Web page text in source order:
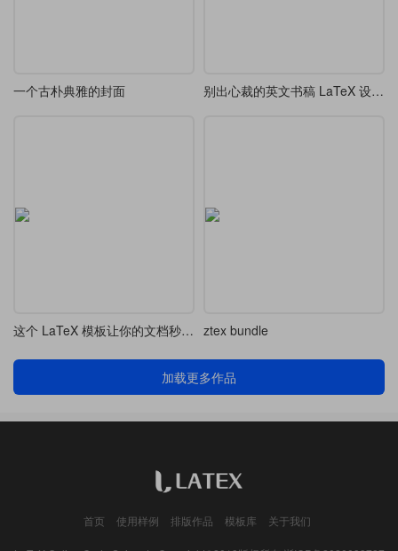
一个古朴典雅的封面 别出心裁的英文书稿 LaTeX 设计 模版
这个 LaTeX 模板让你的文档秒变莫奈级艺术作品 ztex bundle
加载更多作品
首页 使用样例 排版作品 模板库 关于我们